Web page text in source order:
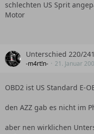
schlechten US Sprit
Motor
Unterschied 220/
-m4rt!n- 21. Januar
OBD2 ist US Standard E-
den AZZ gab es nicht im
aber nen wirklichen